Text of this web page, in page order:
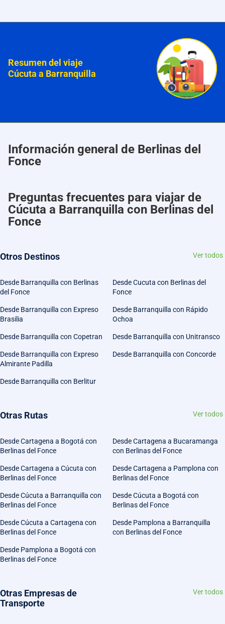
Resumen del viaje
Cúcuta a Barranquilla
Información general de Berlinas del
Fonce
Preguntas frecuentes para viajar de
Cúcuta a Barranquilla con Berlinas del
Fonce
Otros Destinos Ver todos
Desde Barranquilla con Berlinas
del Fonce
Desde Cucuta con Berlinas del
Fonce
Desde Barranquilla con Expreso
Brasilia
Desde Barranquilla con Rápido
Ochoa
Desde Barranquilla con Copetran Desde Barranquilla con Unitransco
Desde Barranquilla con Expreso
Almirante Padilla
Desde Barranquilla con Concorde
Desde Barranquilla con Berlitur
Otras Rutas Ver todos
Desde Cartagena a Bogotá con
Berlinas del Fonce
Desde Cartagena a Bucaramanga
con Berlinas del Fonce
Desde Cartagena a Cúcuta con
Berlinas del Fonce
Desde Cartagena a Pamplona con
Berlinas del Fonce
Desde Cúcuta a Barranquilla con
Berlinas del Fonce
Desde Cúcuta a Bogotá con
Berlinas del Fonce
Desde Cúcuta a Cartagena con
Berlinas del Fonce
Desde Pamplona a Barranquilla
con Berlinas del Fonce
Desde Pamplona a Bogotá con
Berlinas del Fonce
Otras Empresas de
Transporte
Ver todos